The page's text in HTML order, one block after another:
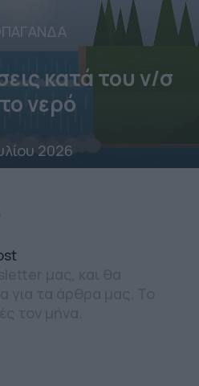
κατά του ν/σ
νερό
2026